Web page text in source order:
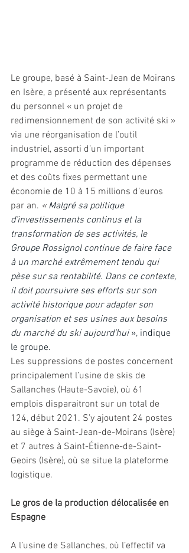
Le groupe, basé à Saint-Jean de Moirans
en Isère, a présenté aux représentants
du personnel « un projet de
redimensionnement de son activité ski »
via une réorganisation de l’outil
industriel, assorti d’un important
programme de réduction des dépenses
et des coûts fixes permettant une
économie de 10 à 15 millions d’euros
par an. « Malgré sa politique
d’investissements continus et la
transformation de ses activités, le
Groupe Rossignol continue de faire face
à un marché extrêmement tendu qui
pèse sur sa rentabilité. Dans ce contexte,
il doit poursuivre ses efforts sur son
activité historique pour adapter son
organisation et ses usines aux besoins
du marché du ski aujourd’hui », indique
le groupe.
Les suppressions de postes concernent
principalement l’usine de skis de
Sallanches (Haute-Savoie), où 61
emplois disparaitront sur un total de
124, début 2021. S’y ajoutent 24 postes
au siège à Saint-Jean-de-Moirans (Isère)
et 7 autres à Saint-Étienne-de-Saint-
Geoirs (Isère), où se situe la plateforme
logistique.
Le gros de la production délocalisée en
Espagne
A l’usine de Sallanches, où l’effectif va